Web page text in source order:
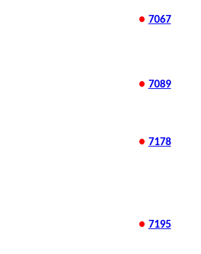
● 7067
● 7089
● 7178
● 7195